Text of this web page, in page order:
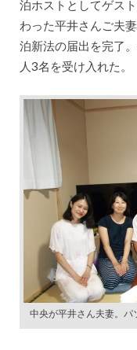
泊ホストとしてゲス
わった平井さんご夫
泊新法の届出を完了
人3名を受け入れた。
中央が平井さん夫妻。パ